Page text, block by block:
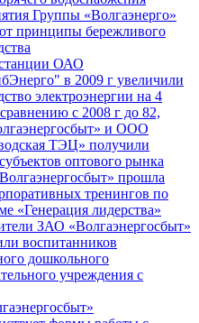
Группы «Волгаэнерго»
принципы бережливого
ОАО
в 2009 г увеличили
электроэнергии на 4
с 2008 г до 82,
и ООО
ТЭЦ» получили
оптового рынка
прошла
тренингов по
«Генерация лидерства»
ЗАО «Волгаэнергосбыт»
воспитанников
дошкольного
учреждения с